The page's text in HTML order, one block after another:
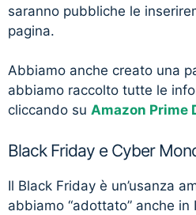
saranno pubbliche le
pagina.
Abbiamo anche creato una
abbiamo raccolto tutte le
cliccando su Amazon Prime
Black Friday e Cyber
Il Black Friday è un’usanza
abbiamo “adottato” anche in